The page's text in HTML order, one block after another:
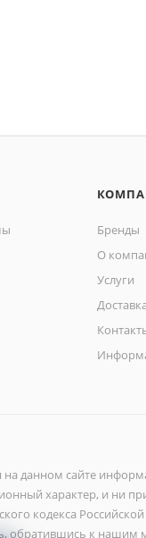
Бренды
О
Услуги
Доставка
данном сайте
характер, и ни
кодекса
обратившись к нашим